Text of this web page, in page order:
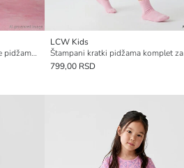
Hello Kitty štampane dečije kratke pidžame komplet
LCW Kids
799,00 RSD